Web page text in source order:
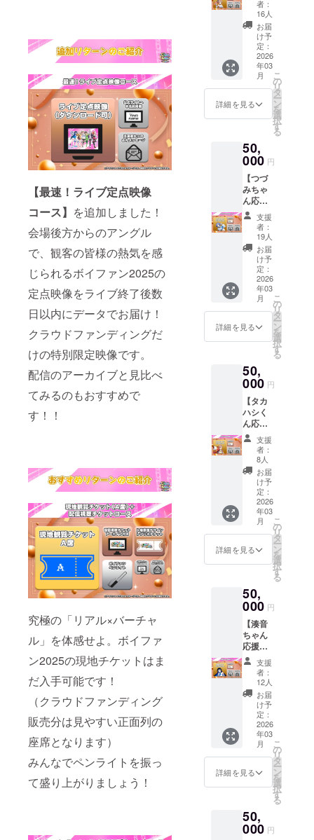
【最速！ライブ定点映像
コース】 を追加しました！
会場後方からのアングル
で、観客の皆様の熱気を感
じられるボイファン2025の
定点映像をライブ終了後数
日以内にデータでお届け！
クラウドファンディングだ
けの特別限定映像です。
配信のアーカイブと見比べ
てみるのもおすすめで
す！！
究極の「リアル×バーチャ
ル」を体感せよ。ボイファ
ン2025の現地チケットはま
だ入手可能です！
（クラウドファンディング
販売分は見やすい正面列の
座席となります）
みんなでペンライトを振っ
て盛り上がりましょう！
載を希
望され
ない場
合は
「掲載
しな
い」と
記入く
ださ
い。入
力内容
まま掲
載いた
します
ので、
お名前
以外は
入力し
ないよ
うお願
いいた
しま
す。同
名で複
数のご
支援い
ただい
た場合
でも、
掲載さ
名前は1
つのみ
となり
ます。
記入く
ださ
い。入
力内容
をその
まま掲
載いた
します
お名前
以外は
ないよ
うお願
いいた
しま
す。同
名で複
数のご
支援い
ただい
た場合
でも、
掲載さ
れるお
名前は1
つのみ
となり
ます。
出演者
からの
お礼
メッ
セージ
☆備考
欄につ
いて サ
掲載を
希望す
考欄に
入力し
てくだ
さい。
掲載を
希望さ
れない
場合は
「掲載
しな
い」と
記入く
ださ
い。入
力内容
まま掲
載いた
ので、
お名前
以外は
入力し
ないよ
うお願
いいた
しま
す。同
名で複
数のご
支援い
ただい
た場合
でも、
掲載さ
れるお
名前は1
つのみ
ます。
20mm/
※予定）
3.【配
送】レ
プリカ
チケッ
ト 4.
【サイ
載】公
式サイ
掲載 5.
【後日
メール
送付】
出演者
からの
お礼
メッ
セージ
☆備考
欄につ
いて サ
イトへ
掲載を
希望す
前を備
考欄に
さい。
掲載を
希望さ
れない
場合は
「掲載
しな
い」と
記入く
ださ
い。入
力内容
をその
まま掲
載いた
ので、
お名前
入力し
ないよ
うお願
いいた
しま
す。同
名で複
数のご
支援い
ただい
た場合
でも、
掲載さ
れるお
名前は1
つのみ
となり
ます。
タンド
がどん
どん豪
華にな
りま
す。ま
た、設
置した
フラ
ワース
には、
本コー
スのご
支援者
のお名
前を掲
示させ
ていた
だきま
す。皆
様のお
祝いの
気持ち
が詰
まった
ワース
タンド
ましょ
う！ ☆
リター
ン内容
1.【会
場設
置・後
日メー
ル送
付】会
場へフ
ラワー
スタン
ドを設
置・フ
スタン
ドそば
名前を
掲載・
設置し
たフラ
ワース
タンド
のお写
真を後
日メー
ルで送
付 2.
【サイ
ト掲
載】公
式サイ
名前を
掲載 3.
メール
送付】
出演者
考にし
ていた
だくも
良し、
音源を
別途ご
用意い
ただき
自宅で
ブを再
現する
も良
し。あ
なた独
自のア
レンジ
を加え
ても良
し。使
い方次
第で
色々な
楽しみ
方がで
きる、
CeVIO
V・
VOICEV
OX・
VOCAL
OID6・
VoiSon
aの各種
ソフト
ウェア
をお持
ちの方
向けの
ちょっ
と特別
なプラ
す。 ☆
リター
日メー
ル送
付】本
ライブ
で使用
した調
声デー
タのプ
ロジェ
クト
ファイ
ル 2.
【サイ
ト掲
載】公
トへお
名前を
メール
送付】
プラン
概要 さ
とうさ
さら
ちゃん
のイラ
スト付
きパッ
ケージ
に3点の
グッズ
された
スペ
シャル
なリ
ターン
が手に
入る
コース
です。
☆リ
ターン
内容 1.
【配
送】応
援コー
ス専用
パッ
内に「2
～4」の
グッズ
を同梱/
さとう
ささら
ちゃん
仕様）
2.【配
送】
フェイ
バリッ
トパネ
ル（さ
とうさ
さら
ちゃん
クリル
カード
（さと
うささ
らちゃ
ん仕
様） 4.
【配
送】
57mm
缶バッ
ジ（さ
とうさ
さら
ちゃん
5.【配
送】レ
ト 6.
【サイ
者：
16人
お届
け予
定：
2026
年03
月
詳細を見る
こ
の
リ
タ
ー
ン
を
選
択
す
る
50,
000 円
【つづ
みちゃ
ん応援
コー
ス】 ☆
プラン
概要 す
ずきつ
づみ
ちゃん
のイラ
スト付
きパッ
ケージ
に3点の
グッズ
された
スペ
シャル
なリ
ターン
が手に
入る
コース
です。
☆リ
ターン
内容 1.
【配
送】応
援コー
ス専用
パッ
内に「2
～4」の
グッズ
を同梱/
すずき
つづみ
ちゃん
仕様）
2.【配
送】
フェイ
バリッ
トパネ
ル（す
ずきつ
づみ
ちゃん
クリル
カード
支援
者：
19人
お届
け予
定：
2026
年03
月
詳細を見る
こ
の
リ
タ
ー
ン
を
選
択
す
る
50,
000 円
【タカ
ハシく
ん応援
コー
ス】 ☆
プラン
概要 タ
カハシ
アマト
くんの
イラス
ト付き
パッ
ケージ
に3点の
グッズ
された
スペ
シャル
なリ
ターン
が手に
入る
コース
です。
☆リ
ターン
内容 1.
【配
送】応
援コー
ス専用
パッ
内に「2
～4」の
支援
者：
8人
お届
け予
定：
2026
年03
月
詳細を見る
こ
の
リ
タ
ー
ン
を
選
択
す
る
50,
000 円
【湊音
ちゃん
応援
コー
ス】 ☆
プラン
概要 双
葉湊音
ちゃん
のイラ
スト付
きパッ
ケージ
に3点の
グッズ
が封入
スペ
シャル
なリ
支援
者：
12人
お届
け予
定：
2026
年03
月
詳細を見る
こ
の
リ
タ
ー
ン
を
選
択
す
る
50,
000 円